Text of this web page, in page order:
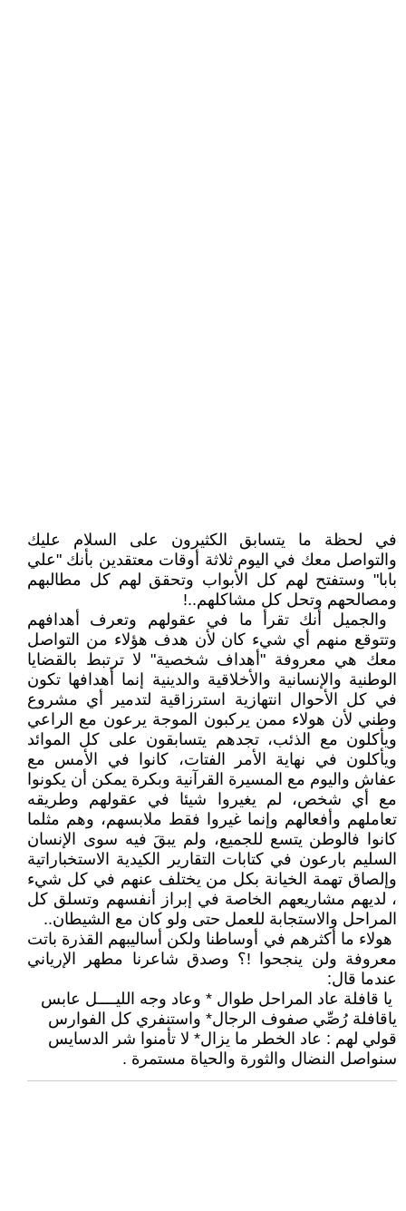
‏في لحظة ما يتسابق الكثيرون على السلام عليك
والتواصل معك في اليوم ثلاثة أوقات معتقدين بأنك "علي
بابا" وستفتح لهم كل الأبواب وتحقق لهم كل مطالبهم
ومصالحهم وتحل كل مشاكلهم..!
‏ والجميل أنك تقرأ ما في عقولهم وتعرف أهدافهم
وتتوقع منهم أي شيء كان لأن هدف هؤلاء من التواصل
معك هي معروفة "أهداف شخصية" لا ترتبط بالقضايا
الوطنية والإنسانية والأخلاقية والدينية إنما أهدافها تكون
في كل الأحوال انتهازية استرزاقية لتدمير أي مشروع
وطني لأن هولاء ممن يركبون الموجة يرعون مع الراعي
ويأكلون مع الذئب، تجدهم يتسابقون على كل الموائد
ويأكلون في نهاية الأمر الفتات، كانوا في الأمس مع
عفاش واليوم مع المسيرة القرآنية وبكرة يمكن أن يكونوا
مع أي شخص، لم يغيروا شيئا في عقولهم وطريقه
تعاملهم وأفعالهم وإنما غيروا فقط ملابسهم، وهم مثلما
كانوا فالوطن يتسع للجميع، ولم يبقَ فيه سوى الإنسان
السليم بارعون في كتابات التقارير الكيدية الاستخباراتية
وإلصاق تهمة الخيانة بكل من يختلف عنهم في كل شيء
، لديهم مشاريعهم الخاصة في إبراز أنفسهم وتسلق كل
المراحل والاستجابة للعمل حتى ولو كان مع الشيطان..
‏ هولاء ما أكثرهم في أوساطنا ولكن أساليبهم القذرة باتت
معروفة ولن ينجحوا !؟ وصدق شاعرنا مطهر الإرياني
عندما قال:
‏ يا قافلة عاد المراحل طوال * وعاد وجه الليــــل عابس
‏ياقافلة رُصِّي صفوف الرجال* واستنفري كل الفوارس
‏قولي لهم : عاد الخطر ما يزال* لا تأمنوا شر الدسايس
‏سنواصل النضال والثورة والحياة مستمرة .